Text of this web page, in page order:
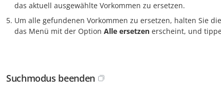
das aktuell ausgewählte Vorkommen zu ersetzen.
Um alle gefundenen Vorkommen zu ersetzen, halten Sie die
das Menü mit der Option Alle ersetzen erscheint, und
Suchmodus beenden